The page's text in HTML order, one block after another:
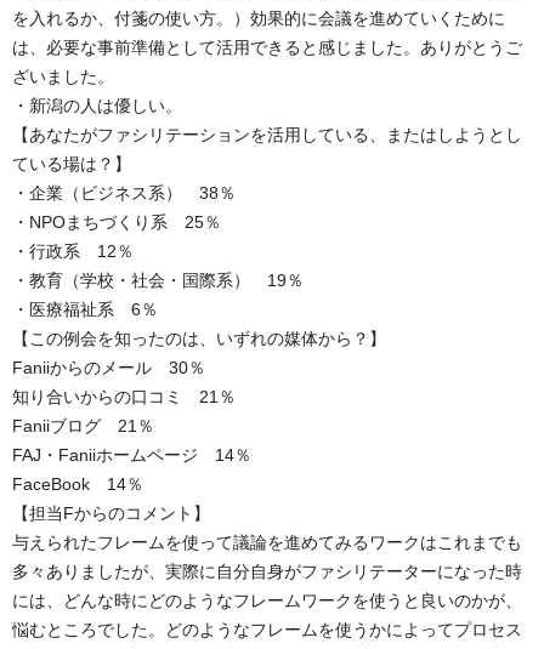
を入れるか、付箋の使い方。）効果的に会議を進めていくために
は、必要な事前準備として活用できると感じました。ありがとうご
ざいました。
・新潟の人は優しい。
【あなたがファシリテーションを活用している、またはしようとし
ている場は？】
・企業（ビジネス系） 38％
・NPOまちづくり系 25％
・行政系 12％
・教育（学校・社会・国際系） 19％
・医療福祉系 6％
【この例会を知ったのは、いずれの媒体から？】
Faniiからのメール 30％
知り合いからの口コミ 21％
Faniiブログ 21％
FAJ・Faniiホームページ 14％
FaceBook 14％
【担当Fからのコメント】
与えられたフレームを使って議論を進めてみるワークはこれまでも
多々ありましたが、実際に自分自身がファシリテーターになった時
には、どんな時にどのようなフレームワークを使うと良いのかが、
悩むところでした。どのようなフレームを使うかによってプロセス